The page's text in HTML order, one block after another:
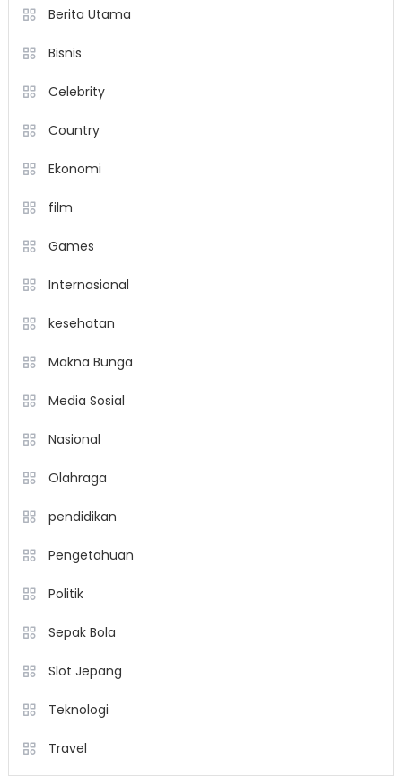
Berita Utama
Bisnis
Celebrity
Country
Ekonomi
film
Games
Internasional
kesehatan
Makna Bunga
Media Sosial
Nasional
Olahraga
pendidikan
Pengetahuan
Politik
Sepak Bola
Slot Jepang
Teknologi
Travel